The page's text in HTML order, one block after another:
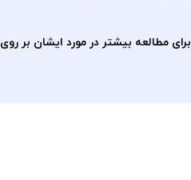
برای مطالعه بیشتر در مورد ایشان بر روی